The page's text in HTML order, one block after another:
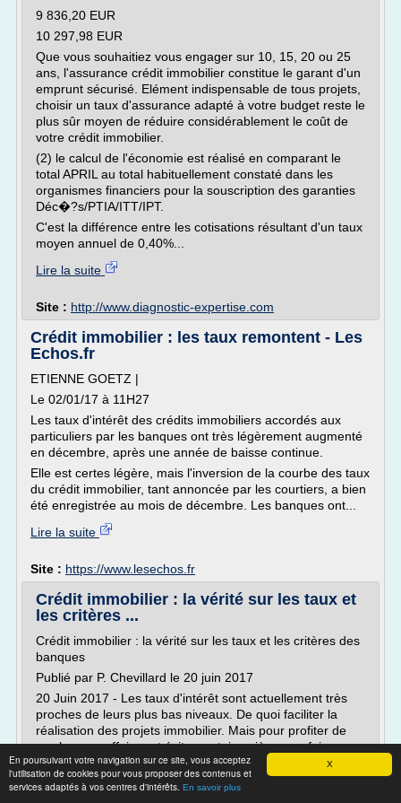
X
En poursuivant votre navigation sur ce site, vous acceptez
l'utilisation de cookies pour vous proposer des contenus et
services adaptés à vos centres d'intérêts. En savoir plus
9 836,20 EUR
10 297,98 EUR
Que vous souhaitiez vous engager sur 10, 15, 20 ou 25
ans, l'assurance crédit immobilier constitue le garant d'un
emprunt sécurisé. Elément indispensable de tous projets,
choisir un taux d'assurance adapté à votre budget reste le
plus sûr moyen de réduire considérablement le coût de
votre crédit immobilier.
(2) le calcul de l'économie est réalisé en comparant le
total APRIL au total habituellement constaté dans les
organismes financiers pour la souscription des garanties
Déc�?s/PTIA/ITT/IPT.
C'est la différence entre les cotisations résultant d'un taux
moyen annuel de 0,40%...
Lire la suite
Site : http://www.diagnostic-expertise.com
Crédit immobilier : les taux remontent - Les
Echos.fr
ETIENNE GOETZ |
Le 02/01/17 à 11H27
Les taux d'intérêt des crédits immobiliers accordés aux
particuliers par les banques ont très légèrement augmenté
en décembre, après une année de baisse continue.
Elle est certes légère, mais l'inversion de la courbe des taux
du crédit immobilier, tant annoncée par les courtiers, a bien
été enregistrée au mois de décembre. Les banques ont...
Lire la suite
Site : https://www.lesechos.fr
Crédit immobilier : la vérité sur les taux et
les critères ...
Crédit immobilier : la vérité sur les taux et les critères des
banques
Publié par P. Chevillard le 20 juin 2017
20 Juin 2017 - Les taux d'intérêt sont actuellement très
proches de leurs plus bas niveaux. De quoi faciliter la
réalisation des projets immobilier. Mais pour profiter de
ces bonnes affaires et éviter certains pièges parfois
inattendus, mieux vaut bien connaître les...
Lire la suite